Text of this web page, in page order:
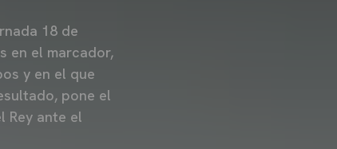
18 de
en el marcador,
y en el que
pone el
Rey ante el